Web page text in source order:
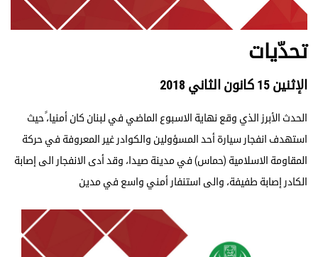
تحدّيات
الإثنين 15 كانون الثاني 2018
الحدث الأبرز الذي وقع نهاية الاسبوع الماضي في لبنان كان أمنيا،ً حيث
استهدف انفجار سيارة أحد المسؤولين والكوادر غير المعروفة في حركة
المقاومة الاسلامية (حماس) في مدينة صيدا، وقد أدى الانفجار الى إصابة
الكادر إصابة طفيفة، والى استنفار أمني واسع في مدين